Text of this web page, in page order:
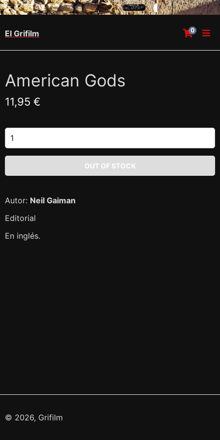
El Grifilm 0
American Gods
11,95 €
Autor: Neil Gaiman
Editorial
En inglés.
© 2026, Grifilm